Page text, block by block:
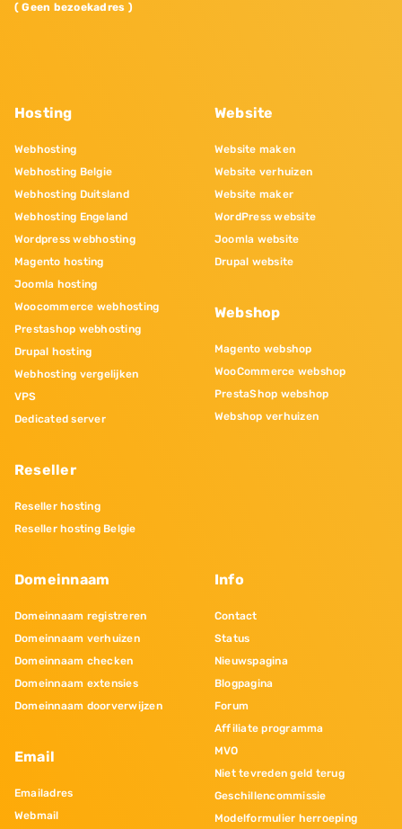
( Geen bezoekadres )
Hosting
Webhosting
Webhosting Belgie
Webhosting Duitsland
Webhosting Engeland
Wordpress webhosting
Magento hosting
Joomla hosting
Woocommerce webhosting
Prestashop webhosting
Drupal hosting
Webhosting vergelijken
VPS
Dedicated server
Reseller
Reseller hosting
Reseller hosting Belgie
Website
Website maken
Website verhuizen
Website maker
WordPress website
Joomla website
Drupal website
Webshop
Magento webshop
WooCommerce webshop
PrestaShop webshop
Webshop verhuizen
Domeinnaam
Domeinnaam registreren
Domeinnaam verhuizen
Domeinnaam checken
Domeinnaam extensies
Domeinnaam doorverwijzen
Email
Emailadres
Webmail
Info
Contact
Status
Nieuwspagina
Blogpagina
Forum
Affiliate programma
MVO
Niet tevreden geld terug
Geschillencommissie
Modelformulier herroeping